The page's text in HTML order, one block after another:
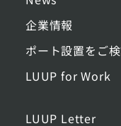
企業情報
ポート設置をご
LUUP for Work
LUUP Letter